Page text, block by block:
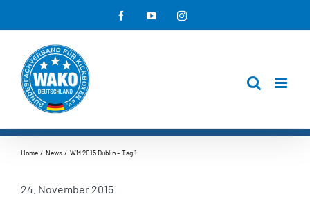
Inhalt
springen
FacebookYouTubeInstagram
Home News WM 2015 Dublin – Tag 1
24. November 2015